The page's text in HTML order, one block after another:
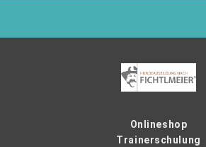
Onlineshop
Trainerschulung